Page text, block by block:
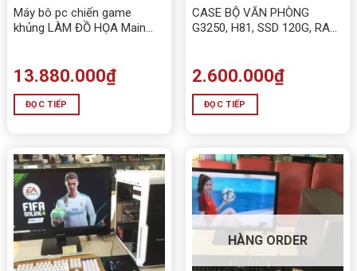
Máy bô pc chiến game
khủng LÀM ĐỒ HỌA Main
13.880.000₫
ĐỌC TIẾP
CASE BỘ VĂN PHÒNG
G3250, H81, SSD 120G, RAM
2.600.000₫
ĐỌC TIẾP
HÀNG ORDER